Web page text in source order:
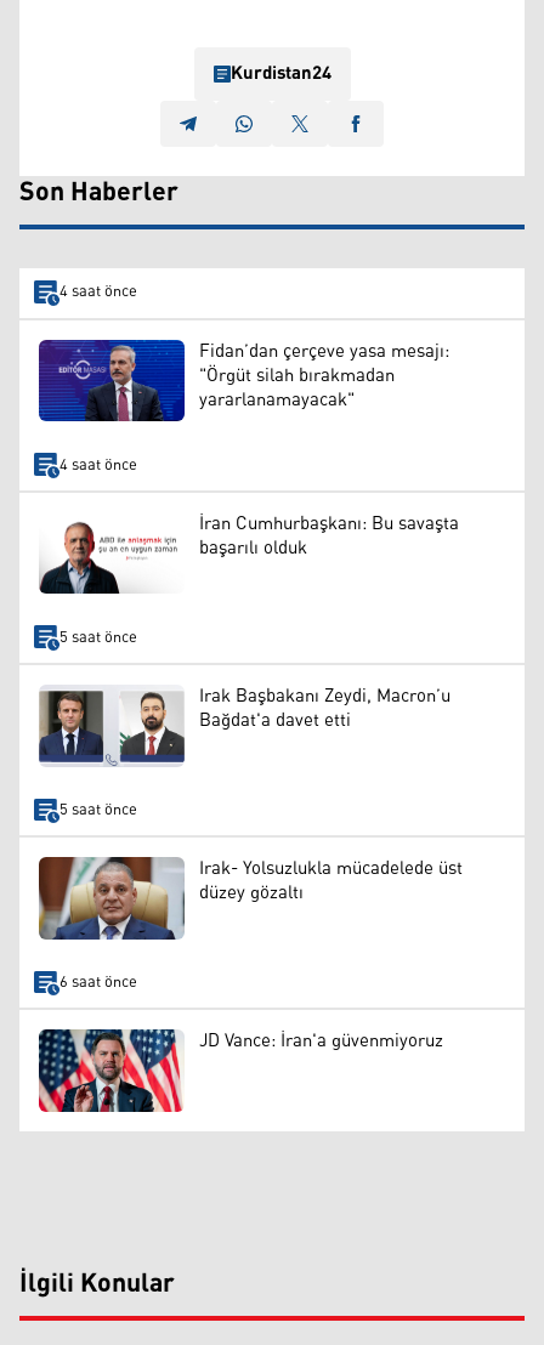
Kurdistan24
Son Haberler
4 saat önce
Fidan’dan çerçeve yasa mesajı:
"Örgüt silah bırakmadan
yararlanamayacak"
4 saat önce
İran Cumhurbaşkanı: Bu savaşta
başarılı olduk
5 saat önce
Irak Başbakanı Zeydi, Macron’u
Bağdat'a davet etti
5 saat önce
Irak- Yolsuzlukla mücadelede üst
düzey gözaltı
6 saat önce
JD Vance: İran'a güvenmiyoruz
İlgili Konular